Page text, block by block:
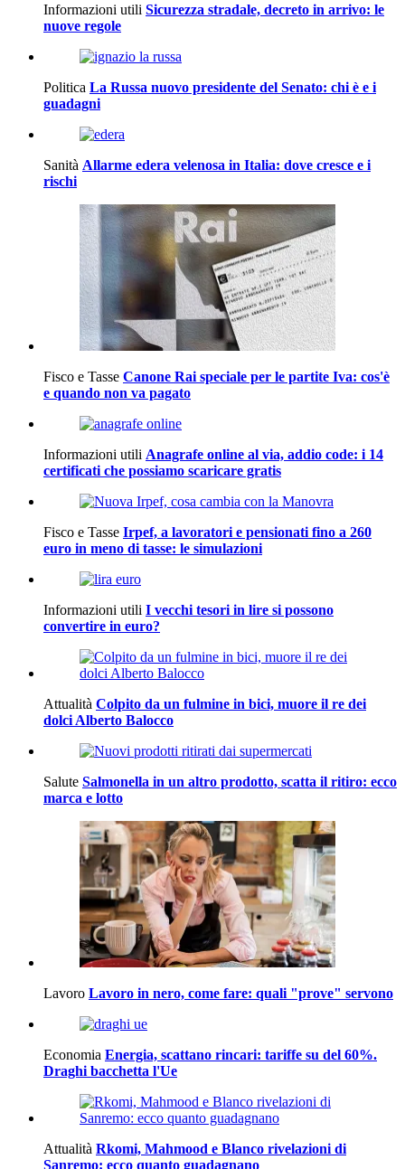
Informazioni utili Sicurezza stradale, decreto in arrivo: le
nuove regole
Politica La Russa nuovo presidente del Senato: chi è e i
guadagni
Sanità Allarme edera velenosa in Italia: dove cresce e i
rischi
Fisco e Tasse Canone Rai speciale per le partite Iva: cos'è
e quando non va pagato
Informazioni utili Anagrafe online al via, addio code: i 14
certificati che possiamo scaricare gratis
Fisco e Tasse Irpef, a lavoratori e pensionati fino a 260
euro in meno di tasse: le simulazioni
Informazioni utili I vecchi tesori in lire si possono
convertire in euro?
Attualità Colpito da un fulmine in bici, muore il re dei
dolci Alberto Balocco
Salute Salmonella in un altro prodotto, scatta il ritiro: ecco
marca e lotto
Lavoro Lavoro in nero, come fare: quali "prove" servono
Economia Energia, scattano rincari: tariffe su del 60%.
Draghi bacchetta l'Ue
Attualità Rkomi, Mahmood e Blanco rivelazioni di
Sanremo: ecco quanto guadagnano